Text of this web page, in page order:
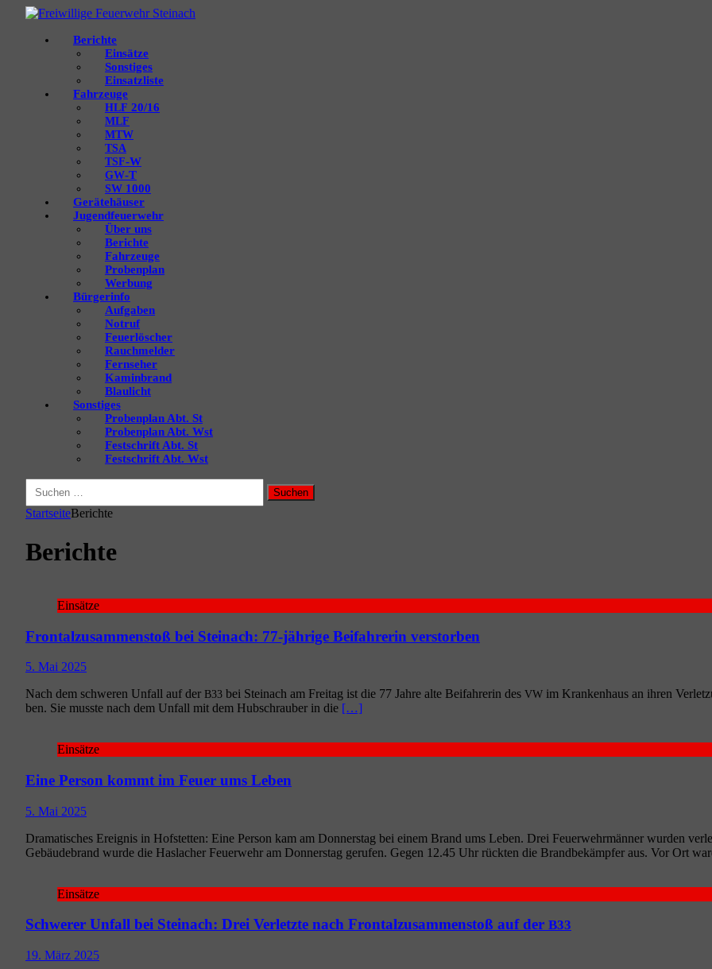
Berichte
Einsätze
Sonstiges
Einsatzliste
Fahrzeuge
HLF 20/16
MLF
MTW
TSA
TSF‑W
GW‑T
SW 1000
Gerätehäuser
Jugendfeuerwehr
Über uns
Berichte
Fahrzeuge
Probenplan
Werbung
Bürgerinfo
Aufgaben
Notruf
Feuerlöscher
Rauchmelder
Fernseher
Kaminbrand
Blaulicht
Sonstiges
Probenplan Abt. St
Probenplan Abt. Wst
Festschrift Abt. St
Festschrift Abt. Wst
nach:
StartseiteBerichte
Berichte
Einsätze
Frontalzusammenstoß bei Steinach: 77-jährige Beifahrerin verstorben
5. Mai 2025
Nach dem schwe­ren Unfall auf der B33 bei Stein­ach am Frei­tag ist die 77 Jah­re alte Bei­fah­re­rin des VW im Kran­ken­haus an ihren
ben. Sie muss­te nach dem Unfall mit dem Hub­schrau­ber in die […]
Einsätze
Eine Person kommt im Feuer ums Leben
5. Mai 2025
Dra­ma­ti­sches Ereig­nis in Hof­stet­ten: Eine Per­son kam am Don­ners­tag bei einem Brand ums Leben. Drei Feu­er­wehr­män­ner wur­den
Gebäu­de­brand wur­de die Has­la­cher Feu­er­wehr am Don­ners­tag geru­fen. Gegen 12.45 Uhr rück­ten die Brand­be­kämp­fer aus. Vor Ort
Einsätze
Schwerer Unfall bei Steinach: Drei Verletzte nach Frontalzusammenstoß auf der B33
19. März 2025